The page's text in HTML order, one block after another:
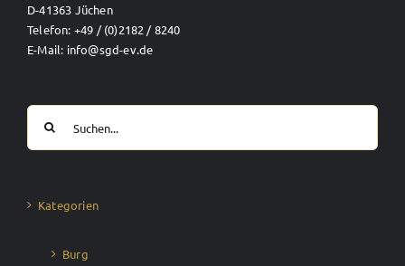
D-41363 Jüchen
Telefon: +49 / (0)2182 / 8240
E-Mail: info@sgd-ev.de
Suche
nach:
Kategorien
Burg